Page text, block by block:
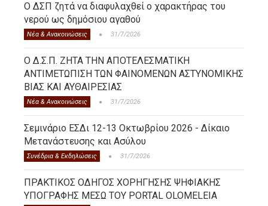
Ο ΔΣΠ ζητά να διαφυλαχθεί ο χαρακτήρας του
νερού ως δημόσιου αγαθού
Νέα & Ανακοινώσεις 31/7/2026
Ο Δ.Σ.Π. ΖΗΤΑ ΤΗΝ ΑΠΟΤΕΛΕΣΜΑΤΙΚΗ
ΑΝΤΙΜΕΤΩΠΙΣΗ ΤΩΝ ΦΑΙΝΟΜΕΝΩΝ ΑΣΤΥΝΟΜΙΚΗΣ
ΒΙΑΣ ΚΑΙ ΑΥΘΑΙΡΕΣΙΑΣ
Νέα & Ανακοινώσεις 31/7/2026
Σεμινάριο ΕΣΔι 12-13 Οκτωβρίου 2026 - Δίκαιο
Μετανάστευσης και Ασύλου
Συνέδρια & Εκδηλώσεις 31/7/2026
ΠΡΑΚΤΙΚΟΣ ΟΔΗΓΟΣ ΧΟΡΗΓΗΣΗΣ ΨΗΦΙΑΚΗΣ
ΥΠΟΓΡΑΦΗΣ ΜΕΣΩ ΤΟΥ PORTAL OLOMELEIA